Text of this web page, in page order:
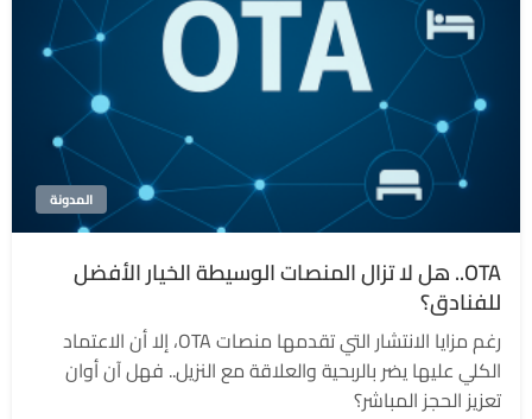
المدونة
OTA.. هل لا تزال المنصات الوسيطة الخيار الأفضل
للفنادق؟
رغم مزايا الانتشار التي تقدمها منصات OTA، إلا أن الاعتماد
الكلي عليها يضر بالربحية والعلاقة مع النزيل.. فهل آن أوان
تعزيز الحجز المباشر؟